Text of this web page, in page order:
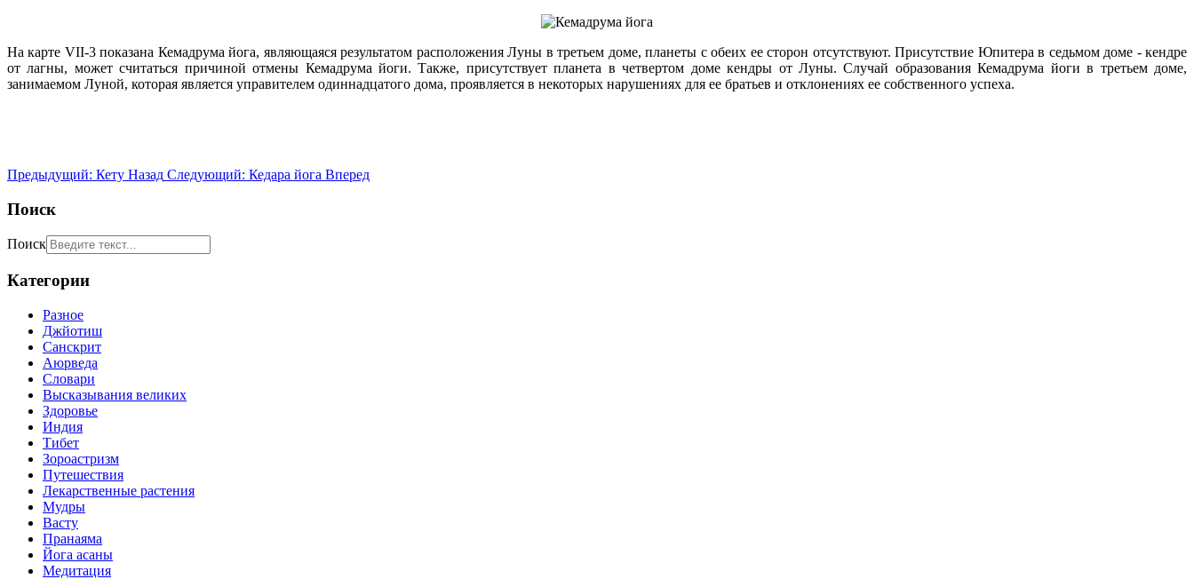
На карте VII-3 показана Кемадрума йога, являющаяся результатом расположения Луны в третьем доме, планеты с обеих ее сторон отсутствуют. Присутствие Юпитера в седьмом доме - кендре
от лагны, может считаться причиной отмены Кемадрума йоги. Также, присутствует планета в четвертом доме кендры от Луны. Случай образования Кемадрума йоги в третьем доме,
занимаемом Луной, которая является управителем одиннадцатого дома, проявляется в некоторых нарушениях для ее братьев и отклонениях ее собственного успеха.
Предыдущий: Кету Назад Следующий: Кедара йога Вперед
Поиск
Поиск
Категории
Разное
Джйотиш
Санскрит
Аюрведа
Словари
Высказывания великих
Здоровье
Индия
Тибет
Зороастризм
Путешествия
Лекарственные растения
Мудры
Васту
Пранаяма
Йога асаны
Медитация